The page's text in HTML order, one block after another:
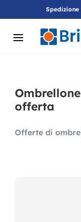
offerta
Offerte di